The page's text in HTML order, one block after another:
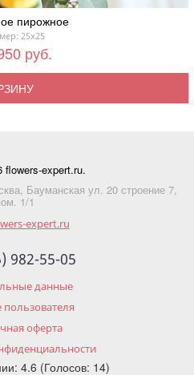
пирожное
25x25
руб.
flowers-expert.ru.
Бауманская ул. 20 строение 7,
1/1
expert.ru
982-55-05
данные
пользователя
оферта
4.6 (Голосов: 14)